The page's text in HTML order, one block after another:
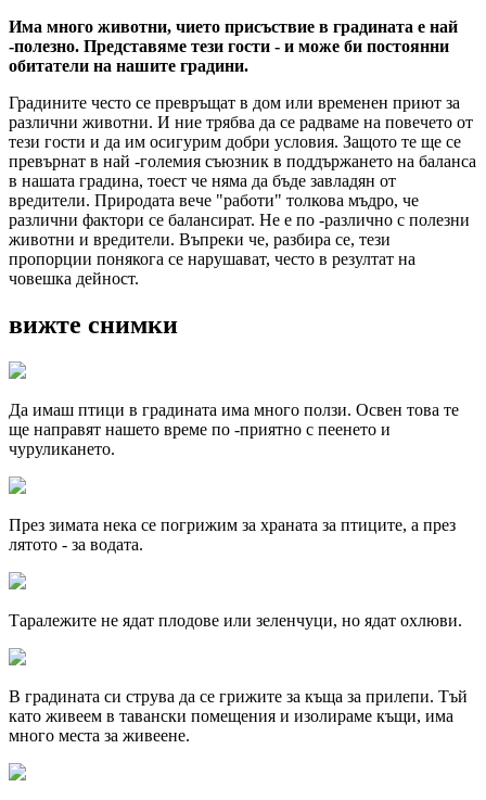
Има много животни, чието присъствие в градината е най
-полезно. Представяме тези гости - и може би постоянни
обитатели на нашите градини.
Градините често се превръщат в дом или временен приют за
различни животни. И ние трябва да се радваме на повечето от
тези гости и да им осигурим добри условия. Защото те ще се
превърнат в най -големия съюзник в поддържането на баланса
в нашата градина, тоест че няма да бъде завладян от
вредители. Природата вече "работи" толкова мъдро, че
различни фактори се балансират. Не е по -различно с полезни
животни и вредители. Въпреки че, разбира се, тези
пропорции понякога се нарушават, често в резултат на
човешка дейност.
вижте снимки
Да имаш птици в градината има много ползи. Освен това те
ще направят нашето време по -приятно с пеенето и
чуруликането.
През зимата нека се погрижим за храната за птиците, а през
лятото - за водата.
Таралежите не ядат плодове или зеленчуци, но ядат охлюви.
В градината си струва да се грижите за къща за прилепи. Тъй
като живеем в тавански помещения и изолираме къщи, има
много места за живеене.